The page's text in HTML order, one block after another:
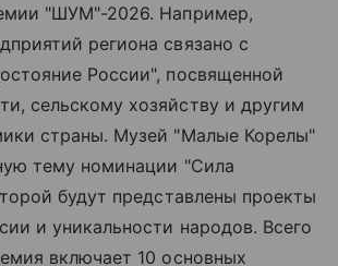
"ШУМ"-2026. Например,
региона связано с
России", посвященной
сельскому хозяйству и другим
страны. Музей "Малые Корелы"
тему номинации "Сила
будут представлены проекты
и уникальности народов. Всего
включает 10 основных